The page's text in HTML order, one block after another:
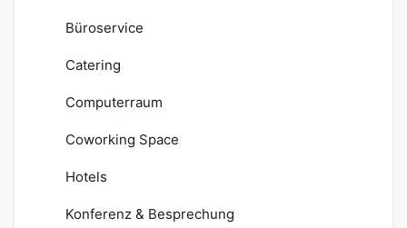
Büroservice
Catering
Computerraum
Coworking Space
Hotels
Konferenz & Besprechung